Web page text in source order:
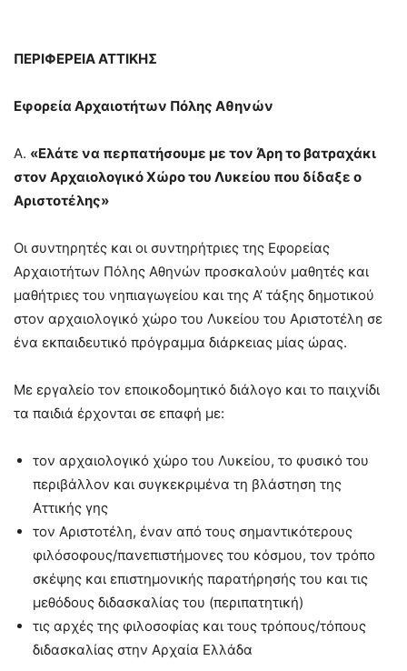
ΠΕΡΙΦΕΡΕΙΑ ΑΤΤΙΚΗΣ
Εφορεία Αρχαιοτήτων Πόλης Αθηνών
Α. «Ελάτε να περπατήσουμε με τον Άρη το βατραχάκι
στον Αρχαιολογικό Χώρο του Λυκείου που δίδαξε ο
Αριστοτέλης»
Οι συντηρητές και οι συντηρήτριες της Εφορείας
Αρχαιοτήτων Πόλης Αθηνών προσκαλούν μαθητές και
μαθήτριες του νηπιαγωγείου και της Α’ τάξης δημοτικού
στον αρχαιολογικό χώρο του Λυκείου του Αριστοτέλη σε
ένα εκπαιδευτικό πρόγραμμα διάρκειας μίας ώρας.
Με εργαλείο τον εποικοδομητικό διάλογο και το παιχνίδι
τα παιδιά έρχονται σε επαφή με:
τον αρχαιολογικό χώρο του Λυκείου, το φυσικό του
περιβάλλον και συγκεκριμένα τη βλάστηση της
Αττικής γης
τον Αριστοτέλη, έναν από τους σημαντικότερους
φιλόσοφους/πανεπιστήμονες του κόσμου, τον τρόπο
σκέψης και επιστημονικής παρατήρησής του και τις
μεθόδους διδασκαλίας του (περιπατητική)
τις αρχές της φιλοσοφίας και τους τρόπους/τόπους
διδασκαλίας στην Αρχαία Ελλάδα